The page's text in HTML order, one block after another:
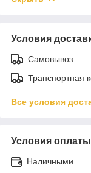
Условия
Самовывоз
Транспортная
Все условия
Условия оплаты
Наличными